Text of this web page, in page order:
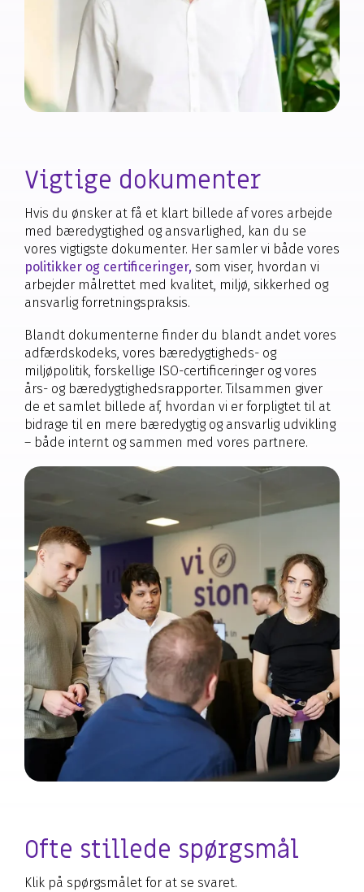
Vigtige dokumenter
Hvis du ønsker at få et klart billede af vores arbejde
med bæredygtighed og ansvarlighed, kan du se
vores vigtigste dokumenter. Her samler vi både vores
politikker og certificeringer, som viser, hvordan vi
arbejder målrettet med kvalitet, miljø, sikkerhed og
ansvarlig forretningspraksis.
Blandt dokumenterne finder du blandt andet vores
adfærdskodeks, vores bæredygtigheds- og
miljøpolitik, forskellige ISO-certificeringer og vores
års- og bæredygtighedsrapporter. Tilsammen giver
de et samlet billede af, hvordan vi er forpligtet til at
bidrage til en mere bæredygtig og ansvarlig udvikling
– både internt og sammen med vores partnere.
Ofte stillede spørgsmål
Klik på spørgsmålet for at se svaret.